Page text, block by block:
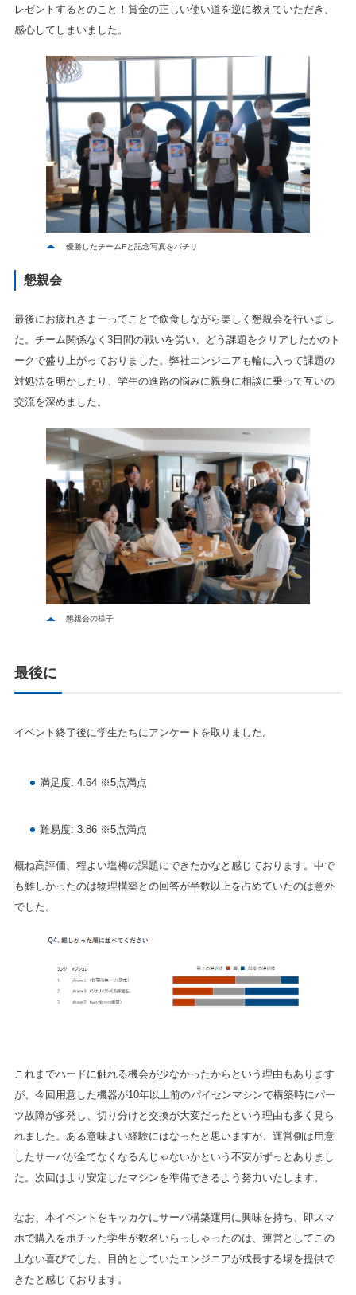
レゼントするとのこと！賞金の正しい使い道を逆に教えていただき、
感心してしまいました。
優勝したチームFと記念写真をパチリ
懇親会
最後にお疲れさまーってことで飲食しながら楽しく懇親会を行いまし
た。チーム関係なく3日間の戦いを労い、どう課題をクリアしたかのト
ークで盛り上がっておりました。弊社エンジニアも輪に入って課題の
対処法を明かしたり、学生の進路の悩みに親身に相談に乗って互いの
交流を深めました。
懇親会の様子
最後に
イベント終了後に学生たちにアンケートを取りました。
満足度: 4.64 ※5点満点
難易度: 3.86 ※5点満点
概ね高評価、程よい塩梅の課題にできたかなと感じております。中で
も難しかったのは物理構築との回答が半数以上を占めていたのは意外
でした。
これまでハードに触れる機会が少なかったからという理由もあります
が、今回用意した機器が10年以上前のパイセンマシンで構築時にパー
ツ故障が多発し、切り分けと交換が大変だったという理由も多く見ら
れました。ある意味よい経験にはなったと思いますが、運営側は用意
したサーバが全てなくなるんじゃないかという不安がずっとありまし
た。次回はより安定したマシンを準備できるよう努力いたします。
なお、本イベントをキッカケにサーバ構築運用に興味を持ち、即スマ
ホで購入をポチッた学生が数名いらっしゃったのは、運営としてこの
上ない喜びでした。目的としていたエンジニアが成長する場を提供で
きたと感じております。